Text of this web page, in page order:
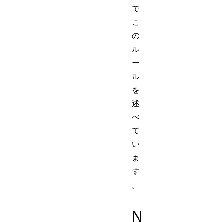
で
こ
の
ル
ー
ル
を
述
べ
て
い
ま
す
。
N